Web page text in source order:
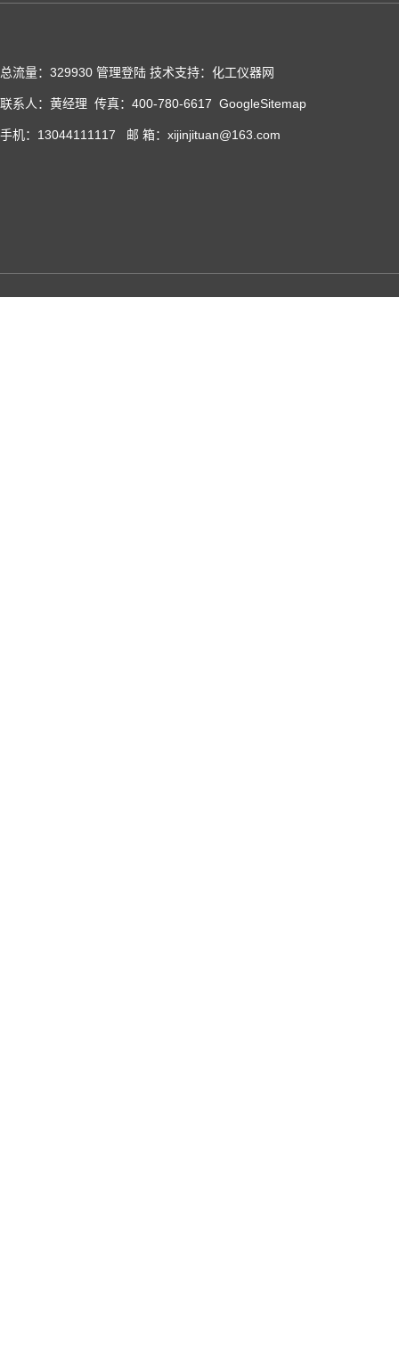
总流量：329930 管理登陆 技术支持：化工仪器网
联系人：黄经理 传真：400-780-6617 GoogleSitemap
手机：13044111117 邮 箱：xijinjituan@163.com